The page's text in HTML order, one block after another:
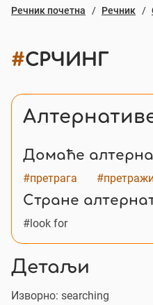
Речник почетна Речник
#СРЧИНГ
Домаће
#претрага
Стране
#look for
Детаљи
Изворно: searching